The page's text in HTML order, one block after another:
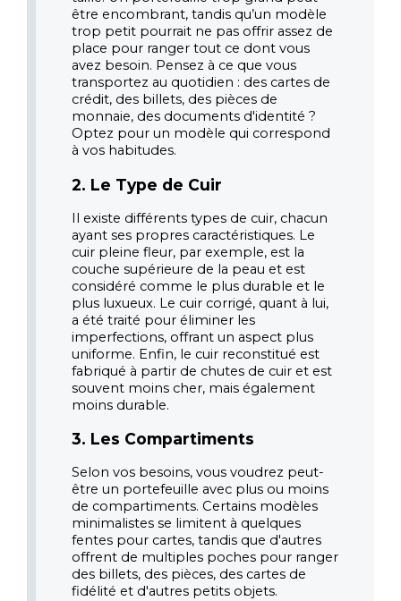
être encombrant, tandis qu’un modèle
trop petit pourrait ne pas offrir assez de
place pour ranger tout ce dont vous
avez besoin. Pensez à ce que vous
transportez au quotidien : des cartes de
crédit, des billets, des pièces de
monnaie, des documents d'identité ?
Optez pour un modèle qui correspond
à vos habitudes.
2. Le Type de Cuir
Il existe différents types de cuir, chacun
ayant ses propres caractéristiques. Le
cuir pleine fleur, par exemple, est la
couche supérieure de la peau et est
considéré comme le plus durable et le
plus luxueux. Le cuir corrigé, quant à lui,
a été traité pour éliminer les
imperfections, offrant un aspect plus
uniforme. Enfin, le cuir reconstitué est
fabriqué à partir de chutes de cuir et est
souvent moins cher, mais également
moins durable.
3. Les Compartiments
Selon vos besoins, vous voudrez peut-
être un portefeuille avec plus ou moins
de compartiments. Certains modèles
minimalistes se limitent à quelques
fentes pour cartes, tandis que d'autres
offrent de multiples poches pour ranger
des billets, des pièces, des cartes de
fidélité et d'autres petits objets.